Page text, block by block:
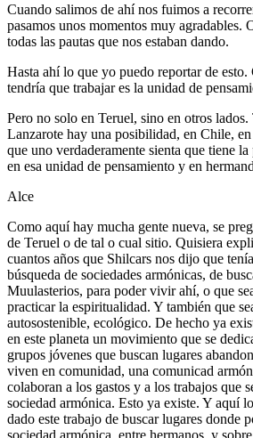
Cuando salimos de ahí nos fuimos a
pasamos unos momentos muy agradables.
todas las pautas que nos estaban dando.
Hasta ahí lo que yo puedo reportar de esto.
tendría que trabajar es la unidad de
Pero no solo en Teruel, sino en otros lados.
Lanzarote hay una posibilidad, en Chile,
que uno verdaderamente sienta que tiene
en esa unidad de pensamiento y en
Alce
Como aquí hay mucha gente nueva, se
de Teruel o de tal o cual sitio. Quisiera
cuantos años que Shilcars nos dijo que
búsqueda de sociedades armónicas, de
Muulasterios, para poder vivir ahí, o que
practicar la espiritualidad. Y también que
autosostenible, ecológico. De hecho ya
en este planeta un movimiento que se
grupos jóvenes que buscan lugares
viven en comunidad, una comunicad
colaboran a los gastos y a los trabajos que
sociedad armónica. Esto ya existe. Y aquí
dado este trabajo de buscar lugares donde
sociedad armónica, entre hermanos, y